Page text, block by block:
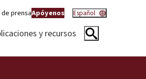
de prensaApóyenos Español
y recursos